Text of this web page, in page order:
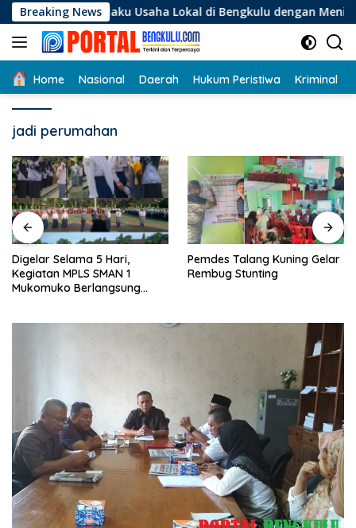
Langsung
ke
konten
Breaking News
Pelaku Usaha Lokal di Bengkulu dengan Meningkatkan
Home Nasional Daerah Hukum Peristiwa Kriminal
jadi perumahan
Digelar Selama 5 Hari,
Kegiatan MPLS SMAN 1
Mukomuko Berlangsung
Pemdes Talang Kuning Gelar
Rembug Stunting